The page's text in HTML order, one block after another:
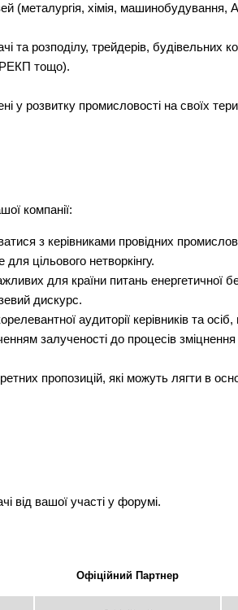
(металургія, хімія,
та розподілу, трейдерів, будівельних
тощо).
у розвитку промисловості на своїх
компанії:
з керівниками провідних
цільового нетворкінгу.
для країни питань енергетичної
дискурс.
аудиторії керівників та
залученості до процесів зміцнення
пропозицій, які можуть лягти в
від вашої участі у форумі.
Офіційний Партнер